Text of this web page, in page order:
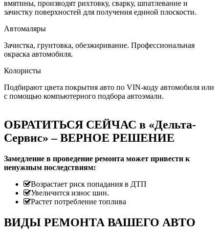
вмятины, производят рихтовку, сварку, шпатлевание и
зачистку поверхностей для получения единой плоскости.
Автомаляры
Зачистка, грунтовка, обезжиривание. Профессиональная
окраска автомобиля.
Колористы
Подбирают цвета покрытия авто по VIN-коду автомобиля или
с помощью компьютерного подбора автоэмали.
ОБРАТИТЬСЯ СЕЙЧАС в «Дельта-
Сервис» – ВЕРНОЕ РЕШЕНИЕ
Замедление в проведение ремонта может привести к
ненужным последствиям:
Возрастает риск попадания в ДТП
Увеличится износ шин.
Растет потребление топлива
ВИДЫ РЕМОНТА ВАШЕГО АВТО